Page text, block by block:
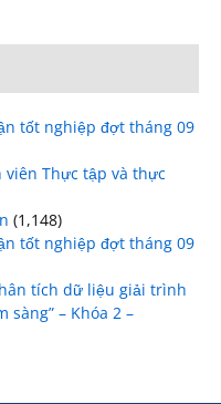
tốt nghiệp đợt tháng 09
viên Thực tập và thực
(1,148)
tốt nghiệp đợt tháng 09
tích dữ liệu giải trình
– Khóa 2 –